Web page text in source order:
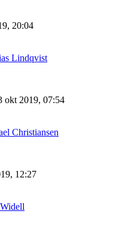
20:04
Lindqvist
okt 2019, 07:54
Christiansen
12:27